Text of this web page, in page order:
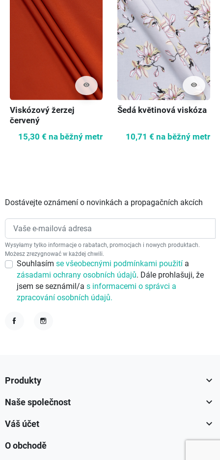
visibility
Viskózový žerzej
červený
15,30 € na běžný metr
visibility
Šedá květinová viskóza
10,71 € na běžný metr
Dostávejte oznámení o novinkách a propagačních akcích
Wysyłamy tylko informacje o rabatach, promocjach i nowych produktach.
Możesz zrezygnować w każdej chwili.
Souhlasím se všeobecnými podmínkami použití a
zásadami ochrany osobních údajů. Dále prohlašuji, že
jsem se seznámil/a s informacemi o správci a
zpracování osobních údajů.
Produkty 
Naše společnost 
Váš účet 
O obchodě